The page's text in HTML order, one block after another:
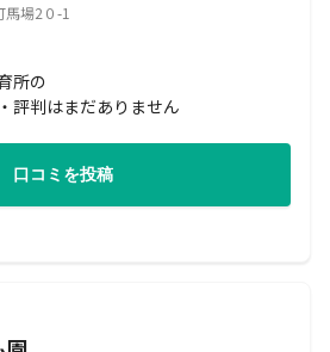
場2０-1
所の
評判はまだありません
口コミを投稿